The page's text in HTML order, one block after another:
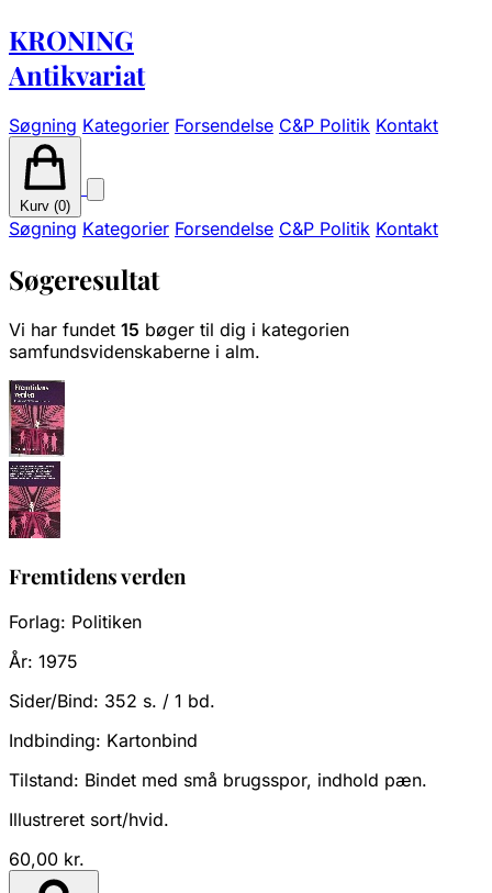
KRONING
Antikvariat
Søgning Kategorier Forsendelse C&P Politik Kontakt
Kurv (0)
Søgning Kategorier Forsendelse C&P Politik Kontakt
Søgeresultat
Vi har fundet 15 bøger til dig i kategorien
samfundsvidenskaberne i alm.
Fremtidens verden
Forlag: Politiken
År: 1975
Sider/Bind: 352 s. / 1 bd.
Indbinding: Kartonbind
Tilstand: Bindet med små brugsspor, indhold pæn.
Illustreret sort/hvid.
60,00 kr.